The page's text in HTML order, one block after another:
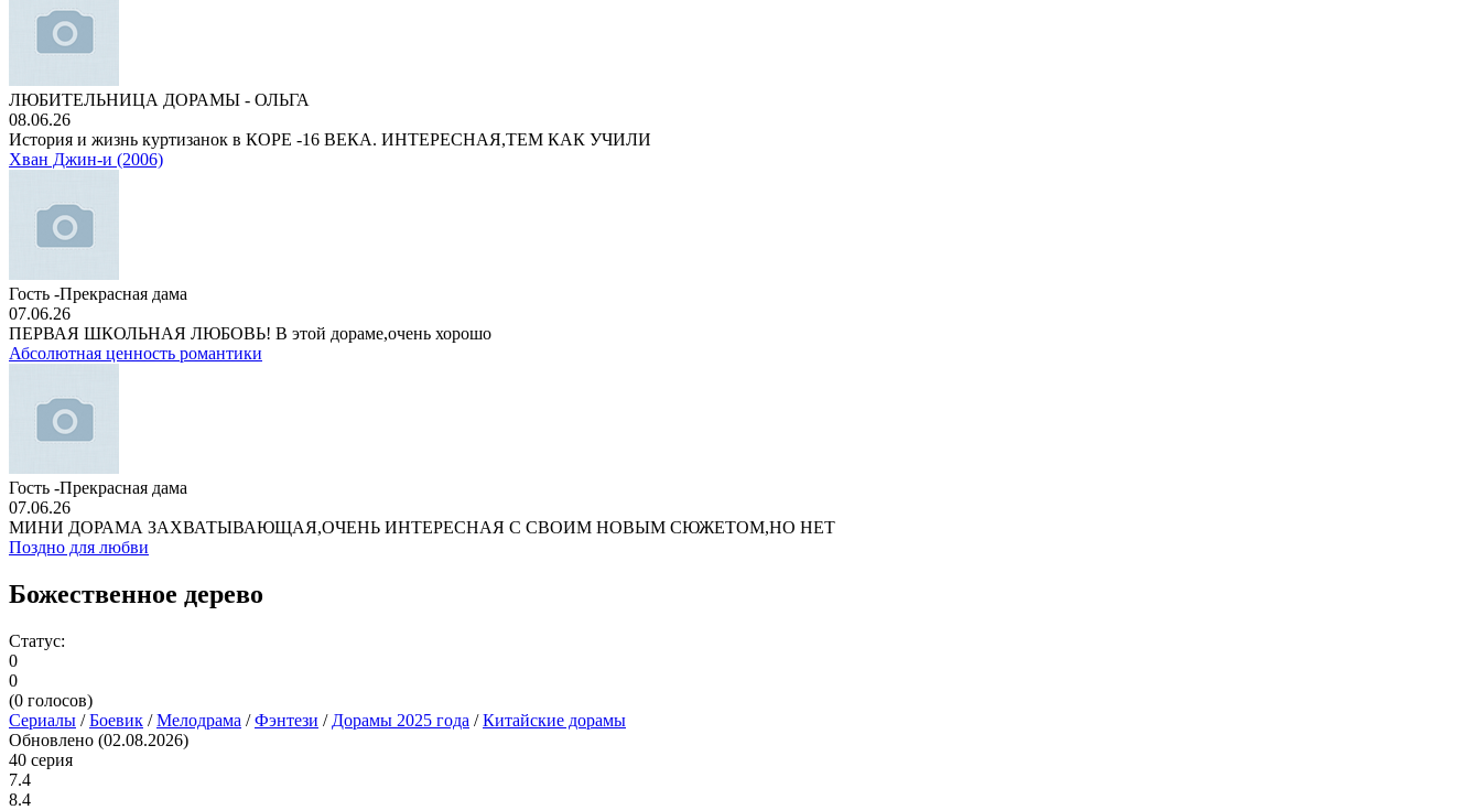
ЛЮБИТЕЛЬНИЦА ДОРАМЫ - ОЛЬГА
08.06.26
История и жизнь куртизанок в КОРЕ -16 ВЕКА. ИНТЕРЕСНАЯ,ТЕМ КАК УЧИЛИ
Хван Джин-и (2006)
Гость -Прекрасная дама
07.06.26
ПЕРВАЯ ШКОЛЬНАЯ ЛЮБОВЬ! В этой дораме,очень хорошо
Абсолютная ценность романтики
Гость -Прекрасная дама
07.06.26
МИНИ ДОРАМА ЗАХВАТЫВАЮЩАЯ,ОЧЕНЬ ИНТЕРЕСНАЯ С СВОИМ НОВЫМ СЮЖЕТОМ,НО НЕТ
Поздно для любви
Божественное дерево
Статус:
0
0
(0 голосов)
Сериалы /Боевик /Мелодрама /Фэнтези / Дорамы 2025 года /Китайские дорамы
Обновлено (02.08.2026)
40 серия
7.4
8.4